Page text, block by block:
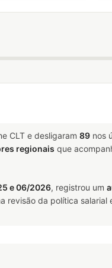
CLT e desligaram 89 nos
regionais que
e 06/2026, registrou um
da política salarial